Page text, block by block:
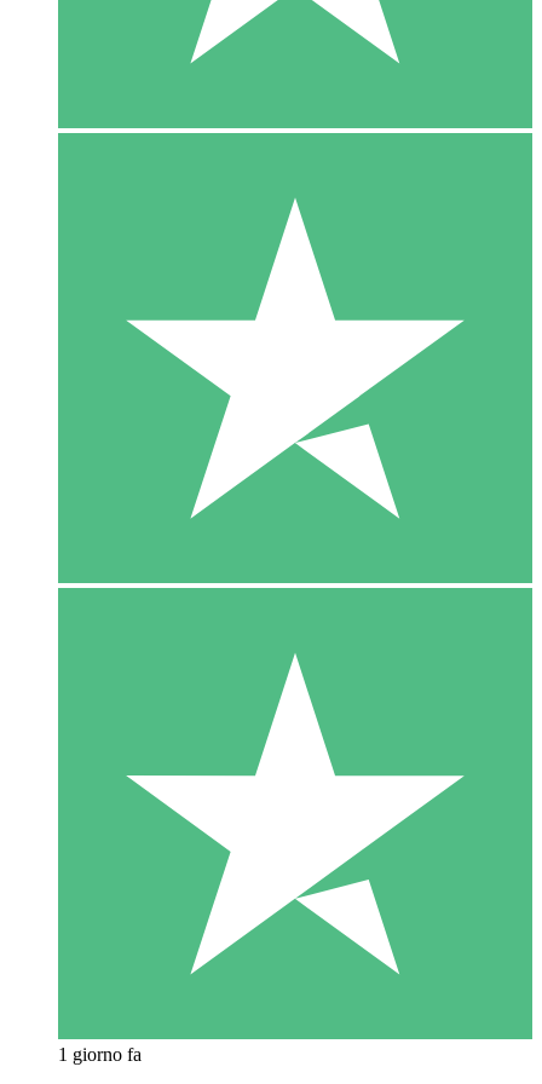
1 giorno fa